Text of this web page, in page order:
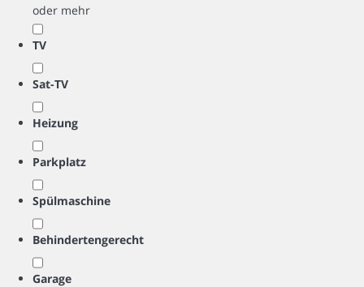
oder mehr
TV
Sat-TV
Heizung
Parkplatz
Spülmaschine
Behindertengerecht
Garage